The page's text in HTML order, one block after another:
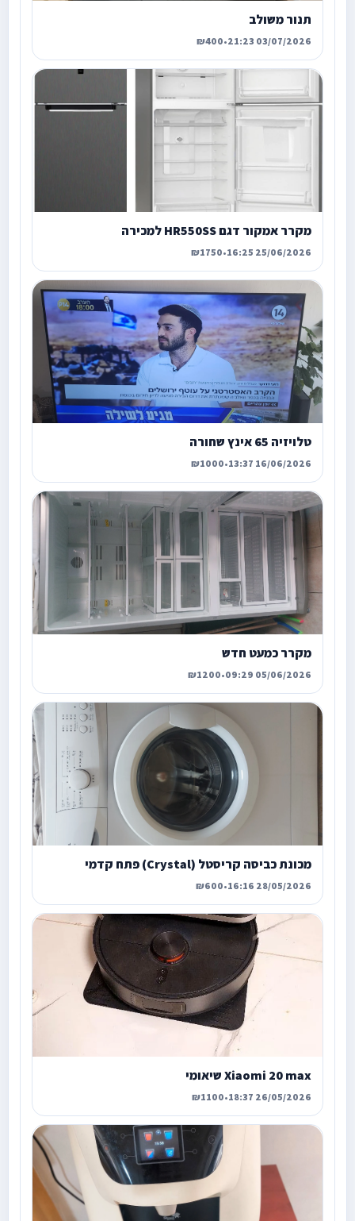
תנור משולב
03/07/2026 21:23
•
₪400
מקרר אמקור דגם HR550SS למכירה
25/06/2026 16:25
•
₪1750
טלויזיה 65 אינץ שחורה
16/06/2026 13:37
•
₪1000
מקרר כמעט חדש
05/06/2026 09:29
•
₪1200
מכונת כביסה קריסטל (Crystal) פתח קדמי
28/05/2026 16:16
•
₪600
Xiaomi 20 max שיאומי
26/05/2026 18:37
•
₪1100